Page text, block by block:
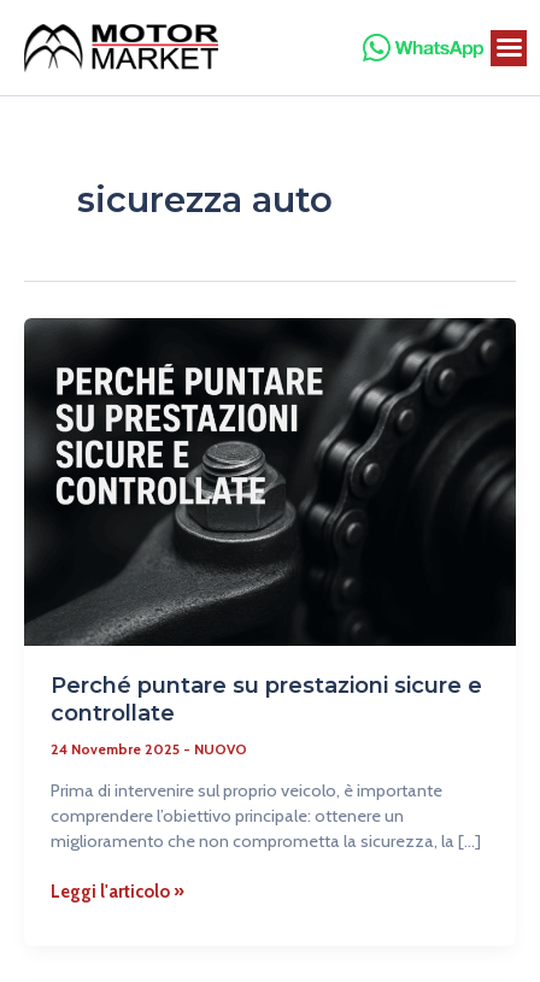
contenuto
sicurezza auto
Perché puntare su prestazioni sicure e
controllate
24 Novembre 2025 - NUOVO
Prima di intervenire sul proprio veicolo, è importante
comprendere l’obiettivo principale: ottenere un
miglioramento che non comprometta la sicurezza, la […]
Perché
su
prestazioni
sicure
e
controllate
Leggi l'articolo »